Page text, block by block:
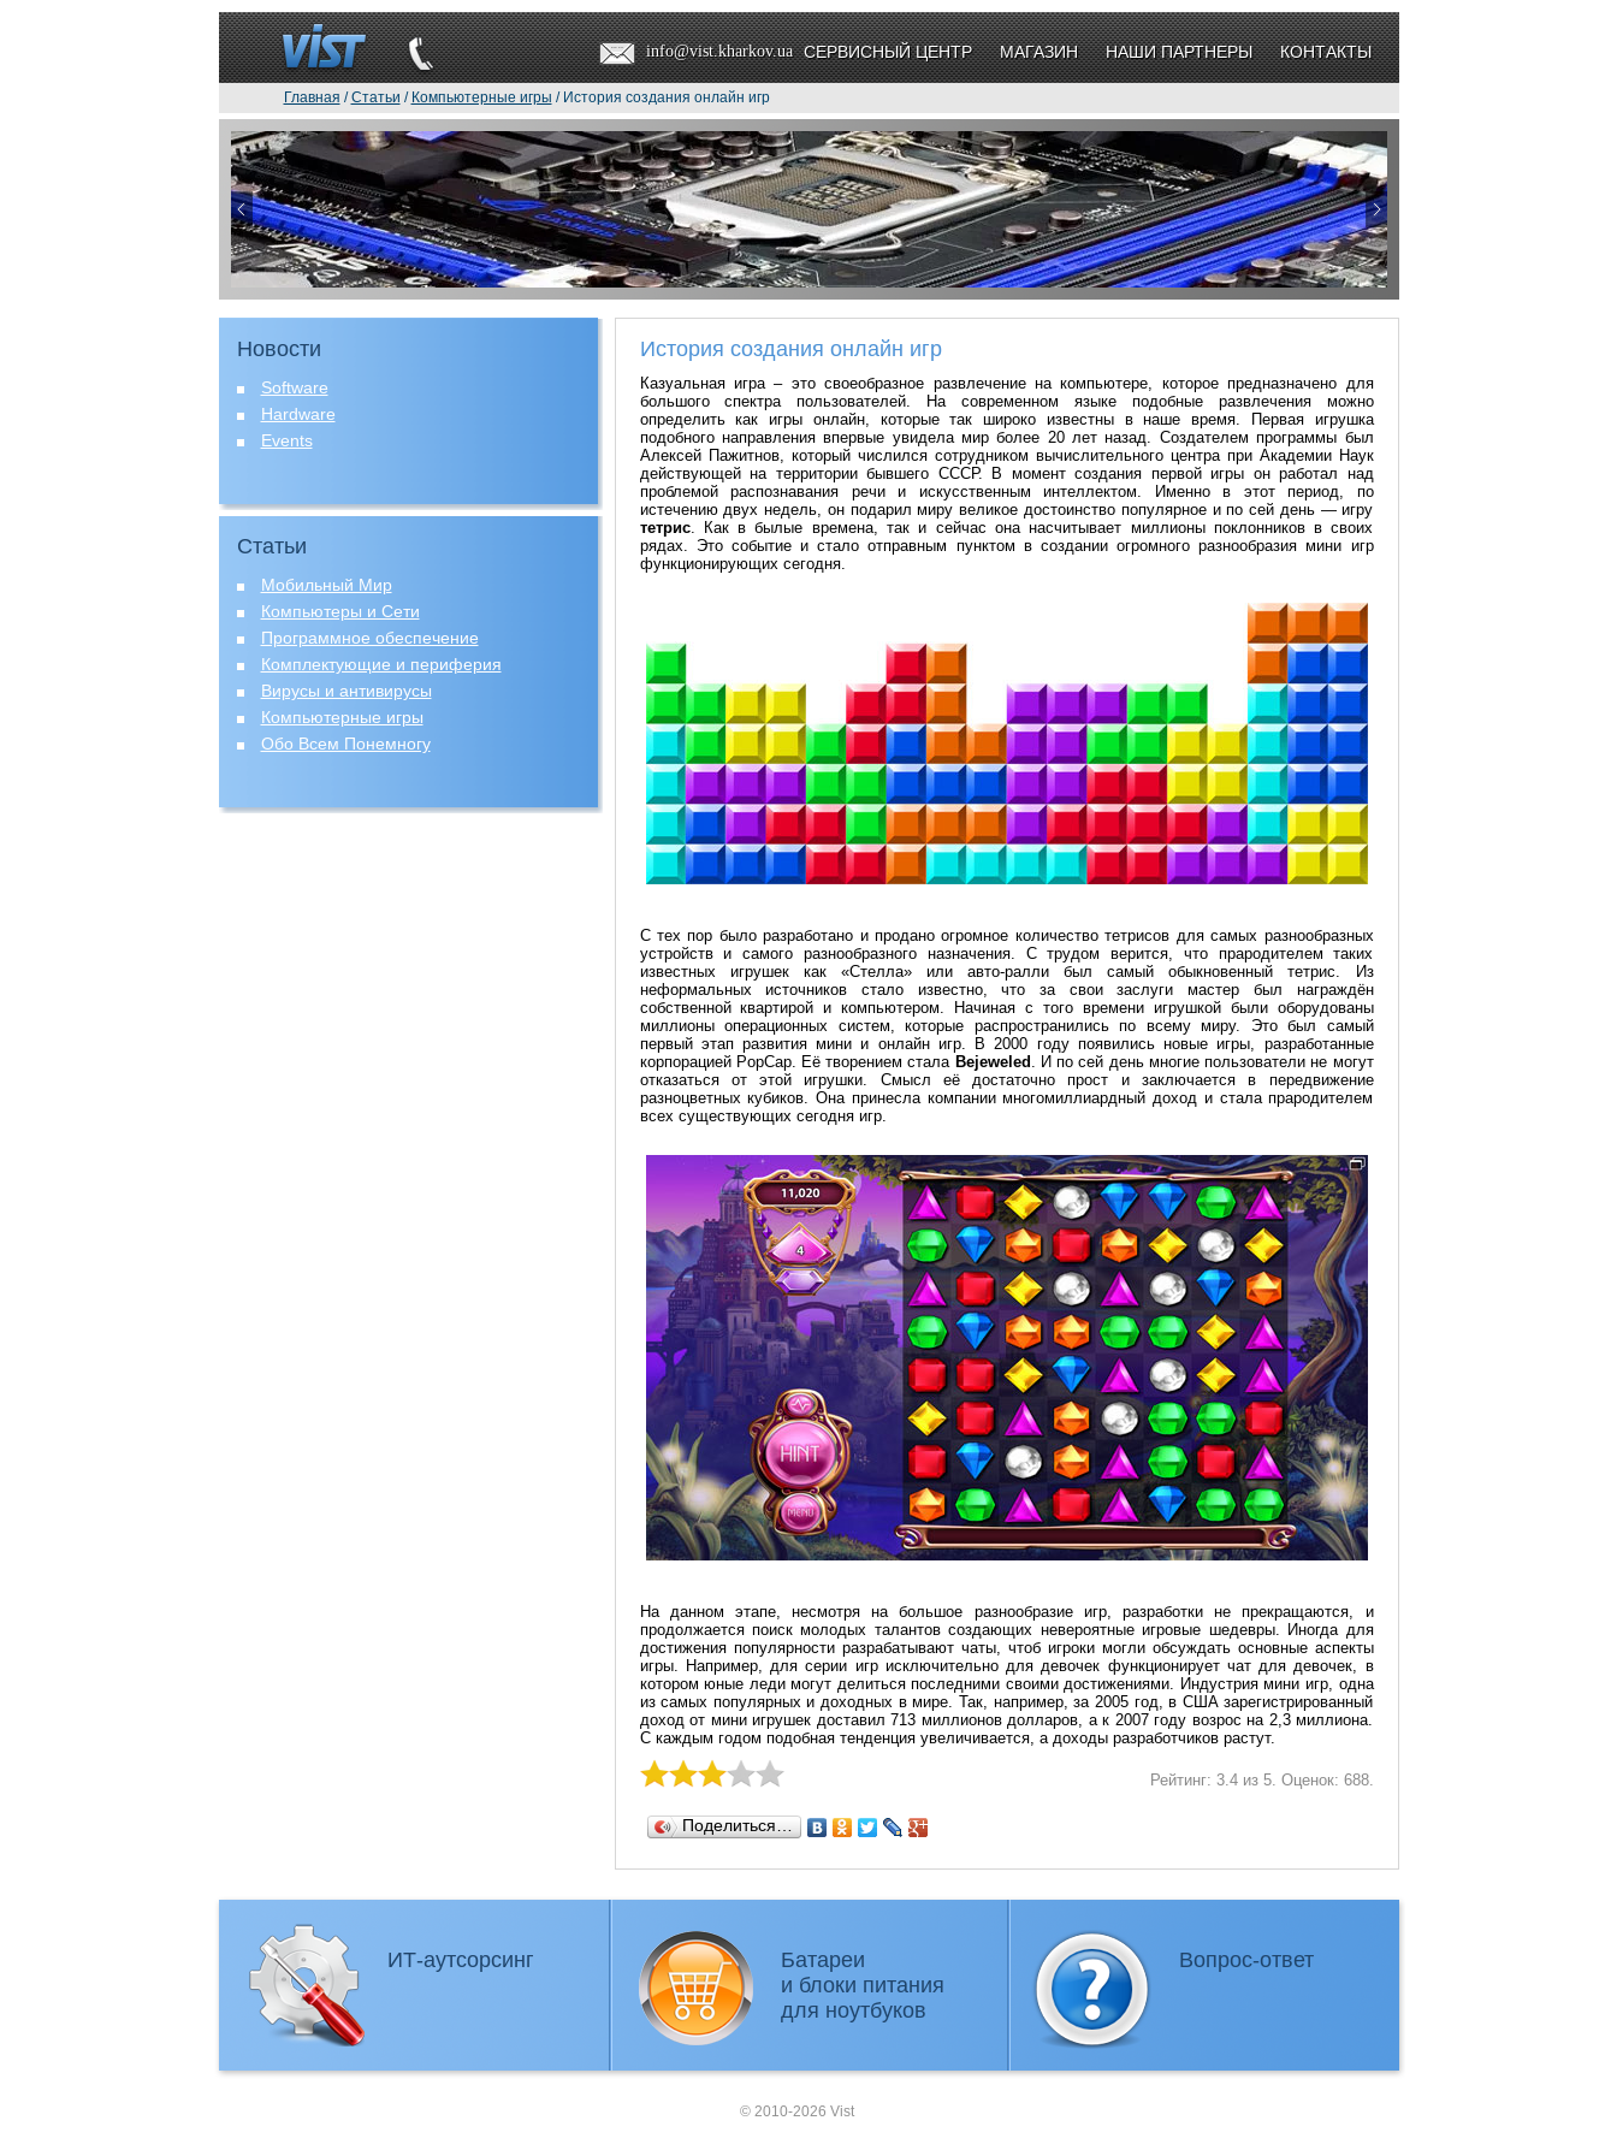
info@vist.kharkov.ua СЕРВИСНЫЙ ЦЕНТР МАГАЗИН НАШИ ПАРТНЕРЫ КОНТАКТЫ
Главная /Статьи / Компьютерные игры / История создания онлайн игр
Новости
Software
Hardware
Events
Статьи
Мобильный Мир
Компьютеры и Сети
Программное обеспечение
Комплектующие и периферия
Вирусы и антивирусы
Компьютерные игры
Обо Всем Понемногу
История создания онлайн игр
Казуальная игра – это своеобразное развлечение на компьютере, которое предназначено для
большого спектра пользователей. На современном языке подобные развлечения можно
определить как игры онлайн, которые так широко известны в наше время. Первая игрушка
подобного направления впервые увидела мир более 20 лет назад. Создателем программы был
Алексей Пажитнов, который числился сотрудником вычислительного центра при Академии Наук
действующей на территории бывшего СССР. В момент создания первой игры он работал над
проблемой распознавания речи и искусственным интеллектом. Именно в этот период, по
истечению двух недель, он подарил миру великое достоинство популярное и по сей день — игру
тетрис. Как в былые времена, так и сейчас она насчитывает миллионы поклонников в своих
рядах. Это событие и стало отправным пунктом в создании огромного разнообразия мини игр
функционирующих сегодня.
С тех пор было разработано и продано огромное количество тетрисов для самых разнообразных
устройств и самого разнообразного назначения. С трудом верится, что прародителем таких
известных игрушек как «Стелла» или авто-ралли был самый обыкновенный тетрис. Из
неформальных источников стало известно, что за свои заслуги мастер был награждён
собственной квартирой и компьютером. Начиная с того времени игрушкой были оборудованы
миллионы операционных систем, которые распространились по всему миру. Это был самый
первый этап развития мини и онлайн игр. В 2000 году появились новые игры, разработанные
корпорацией PopCap. Её творением стала Bejeweled . И по сей день многие пользователи не могут
отказаться от этой игрушки. Смысл её достаточно прост и заключается в передвижение
разноцветных кубиков. Она принесла компании многомиллиардный доход и стала прародителем
всех существующих сегодня игр.
На данном этапе, несмотря на большое разнообразие игр, разработки не прекращаются, и
продолжается поиск молодых талантов создающих невероятные игровые шедевры. Иногда для
достижения популярности разрабатывают чаты, чтоб игроки могли обсуждать основные аспекты
игры. Например, для серии игр исключительно для девочек функционирует чат для девочек, в
котором юные леди могут делиться последними своими достижениями. Индустрия мини игр, одна
из самых популярных и доходных в мире. Так, например, за 2005 год, в США зарегистрированный
доход от мини игрушек доставил 713 миллионов долларов, а к 2007 году возрос на 2,3 миллиона.
С каждым годом подобная тенденция увеличивается, а доходы разработчиков растут.
Рейтинг: 3.4из 5. Оценок: 688.
Поделиться…
ИТ-аутсорсинг
Батареи
и блоки питания
для ноутбуков
Вопрос-ответ
© 2010-2026 Vist